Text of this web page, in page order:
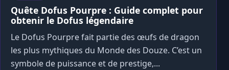
Quête Dofus Pourpre : Guide complet pour
obtenir le Dofus légendaire
Le Dofus Pourpre fait partie des œufs de dragon
les plus mythiques du Monde des Douze. C’est un
symbole de puissance et de prestige,...